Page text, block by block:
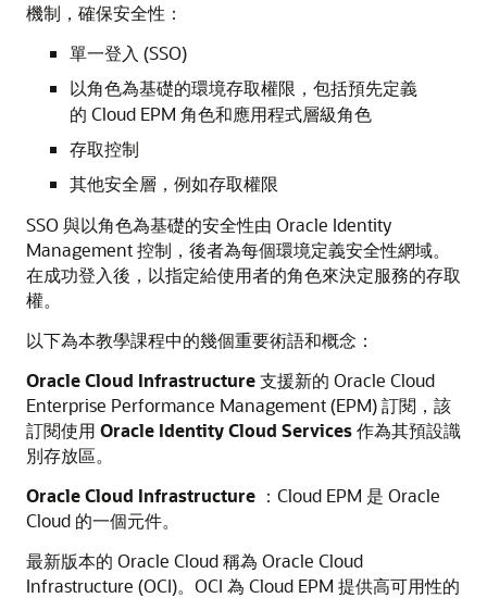
機制，確保安全性：
單一登入 (SSO)
以角色為基礎的環境存取權限，包括預先定義
的 Cloud EPM 角色和應用程式層級角色
存取控制
其他安全層，例如存取權限
SSO 與以角色為基礎的安全性由 Oracle Identity
Management 控制，後者為每個環境定義安全性網域。
在成功登入後，以指定給使用者的角色來決定服務的存取
權。
以下為本教學課程中的幾個重要術語和概念：
Oracle Cloud Infrastructure支援新的 Oracle Cloud
Enterprise Performance Management (EPM) 訂閱，該
訂閱使用 Oracle Identity Cloud Services作為其預設識
別存放區。
Oracle Cloud Infrastructure ：Cloud EPM 是 Oracle
Cloud 的一個元件。
最新版本的 Oracle Cloud 稱為 Oracle Cloud
Infrastructure (OCI)。OCI 為 Cloud EPM 提供高可用性的